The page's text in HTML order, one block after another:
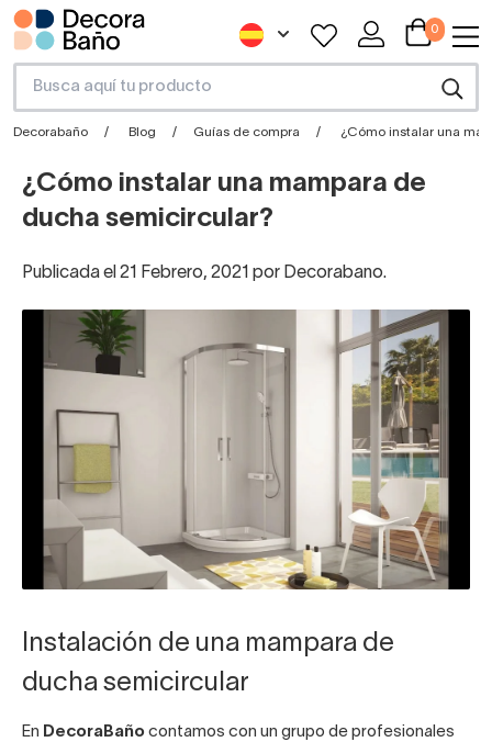
0
Decorabaño Blog Guías de compra ¿Cómo instalar una
¿Cómo instalar una mampara de
ducha semicircular?
Publicada el 21 Febrero, 2021 por Decorabano.
Instalación de una mampara de
ducha semicircular
En DecoraBaño contamos con un grupo de profesionales